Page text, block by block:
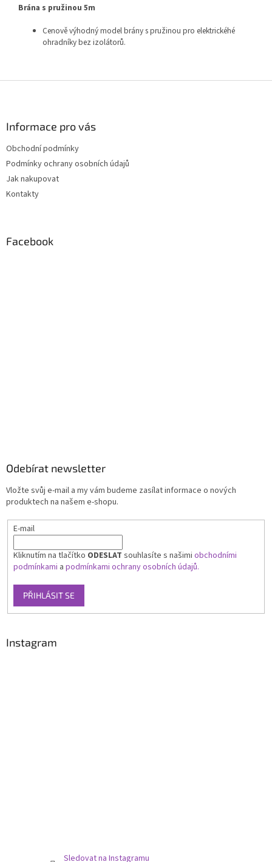
Brána s pružinou 5m
Cenově výhodný model brány s pružinou pro elektrickéhé
ohradníky bez izolátorů.
Informace pro vás
Obchodní podmínky
Podmínky ochrany osobních údajů
Jak nakupovat
Kontakty
Facebook
Odebírat newsletter
Vložte svůj e-mail a my vám budeme zasílat informace o nových
produktech na našem e-shopu.
E-mail
Kliknutím na tlačítko ODESLAT souhlasíte s našimi obchodními
podmínkami a podmínkami ochrany osobních údajů.
PŘIHLÁSIT SE
Instagram
Sledovat na Instagramu